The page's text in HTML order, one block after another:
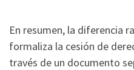
En resumen, la diferencia
formaliza la cesión de
través de un documento